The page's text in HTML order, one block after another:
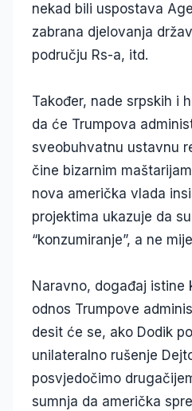
nekad bili uspostava
zabrana djelovanja
području Rs-a, itd.
Također, nade srpskih i
da će Trumpova
sveobuhvatnu ustavnu
čine bizarnim
nova američka vlada
projektima ukazuje da
“konzumiranje”, a ne
Naravno, događaj istine
odnos Trumpove
desit će se, ako Dodik
unilateralno rušenje
posvjedočimo
sumnja da američka